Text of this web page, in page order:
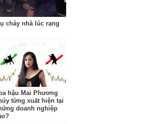
cháy nhà lúc rạng
hậu Mai Phương
từng xuất hiện tại
doanh nghiệp